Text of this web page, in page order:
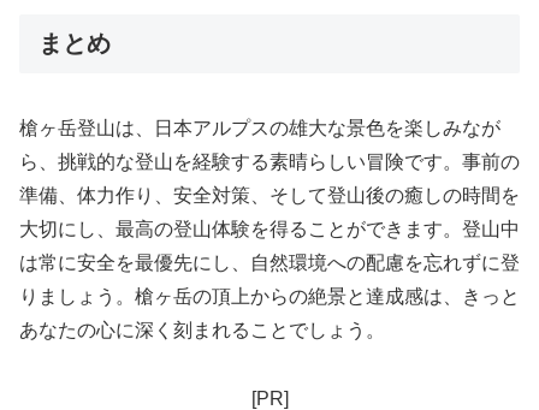
まとめ
槍ヶ岳登山は、日本アルプスの雄大な景色を楽しみなが
ら、挑戦的な登山を経験する素晴らしい冒険です。事前の
準備、体力作り、安全対策、そして登山後の癒しの時間を
大切にし、最高の登山体験を得ることができます。登山中
は常に安全を最優先にし、自然環境への配慮を忘れずに登
りましょう。槍ヶ岳の頂上からの絶景と達成感は、きっと
あなたの心に深く刻まれることでしょう。
[PR]